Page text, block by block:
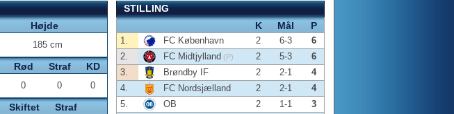
Højde
185 cm
Rød Straf KD
0 0 0
Skiftet Straf
STILLING
K
Mål P
1. FC København 2 6-3
6
2.
FC Midtjylland (P) 2 5-3
6
3.
Brøndby IF 2 2-1
4
4.
FC Nordsjælland 2 2-1
4
5.
OB 2 1-1
3